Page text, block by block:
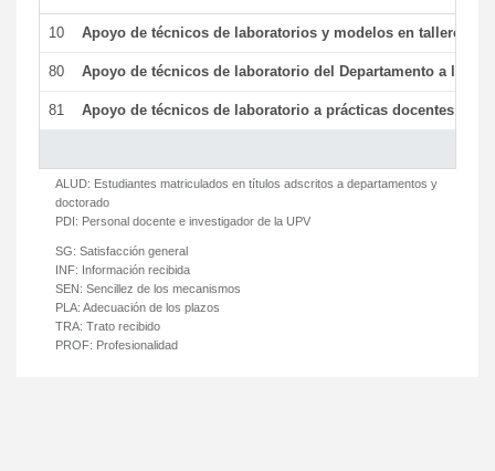
10 Apoyo de técnicos de laboratorios y modelos en talleres/
80 Apoyo de técnicos de laboratorio del Departamento a la
81 Apoyo de técnicos de laboratorio a prácticas docentes y
ALUD: Estudiantes matriculados en títulos adscritos a departamentos y
doctorado
PDI: Personal docente e investigador de la UPV
SG: Satisfacción general
INF: Información recibida
SEN: Sencillez de los mecanismos
PLA: Adecuación de los plazos
TRA: Trato recibido
PROF: Profesionalidad